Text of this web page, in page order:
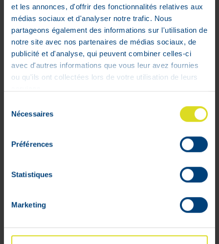
et les annonces, d'offrir des fonctionnalités relatives aux
médias sociaux et d'analyser notre trafic. Nous
partageons également des informations sur l'utilisation de
notre site avec nos partenaires de médias sociaux, de
publicité et d'analyse, qui peuvent combiner celles-ci
avec d'autres informations que vous leur avez fournies
ou qu'ils ont collectées lors de votre utilisation de leurs
Nécessaires
Préférences
Statistiques
Marketing
Le masque à l'argile verte de Laino est
une pâte qui peut être utilisée
immédiatement. Le masque rétablit
l'équilibre de la peau mais a également
un effet purifiant.
Opvolging van de bestellingen
Algemene voorwaarden